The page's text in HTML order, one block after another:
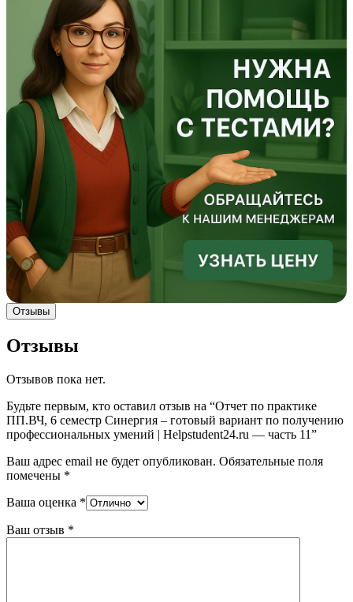
Отзывы
Отзывы
Отзывов пока нет.
Будьте первым, кто оставил отзыв на “Отчет по практике
ПП.ВЧ, 6 семестр Синергия – готовый вариант по получению
профессиональных умений | Helpstudent24.ru — часть 11”
Ваш адрес email не будет опубликован. Обязательные поля
помечены *
Ваша оценка *
Ваш отзыв *